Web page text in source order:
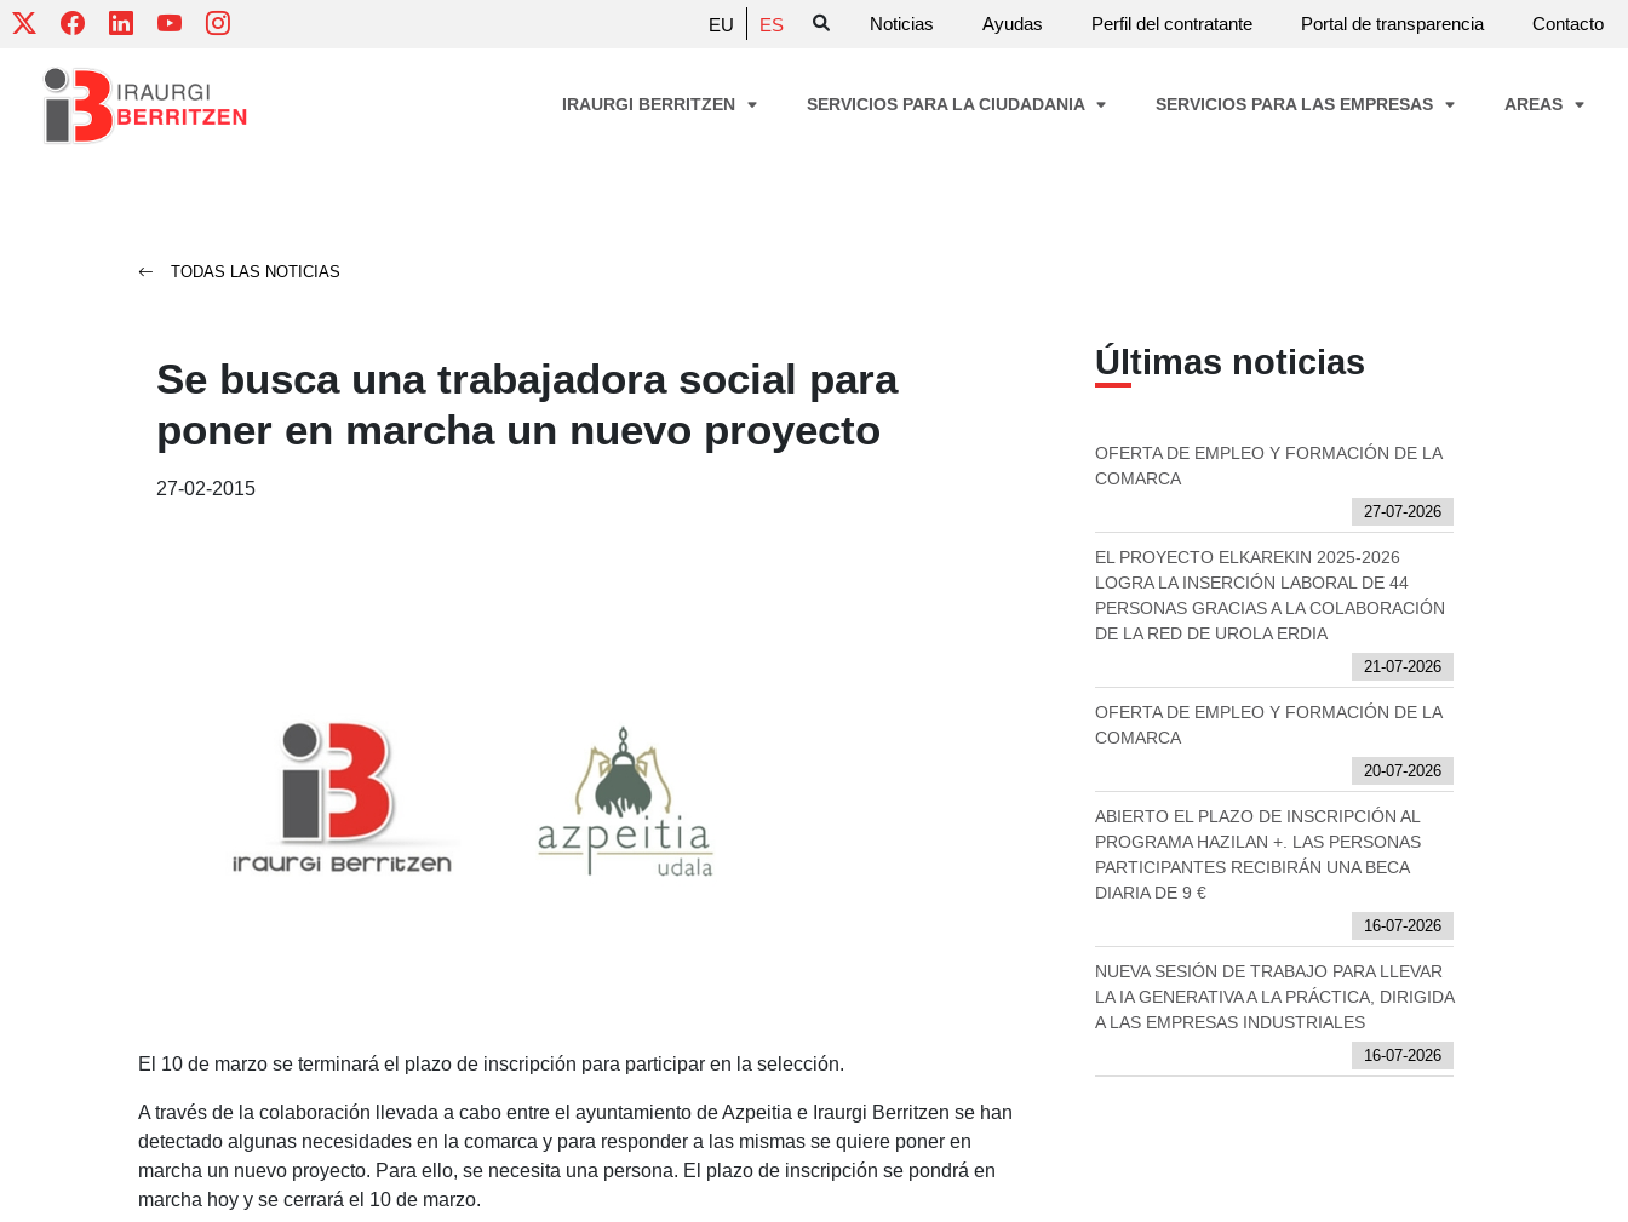
Skip
content
EU ES Noticias Ayudas Perfil del contratante Portal de transparencia Contacto
IRAURGI BERRITZEN SERVICIOS PARA LA CIUDADANIA SERVICIOS PARA LAS EMPRESAS AREAS
TODAS LAS NOTICIAS
Se busca una trabajadora social para
poner en marcha un nuevo proyecto
27-02-2015
El 10 de marzo se terminará el plazo de inscripción para participar en la selección.
A través de la colaboración llevada a cabo entre el ayuntamiento de Azpeitia e Iraurgi Berritzen se han
detectado algunas necesidades en la comarca y para responder a las mismas se quiere poner en
marcha un nuevo proyecto. Para ello, se necesita una persona. El plazo de inscripción se pondrá en
marcha hoy y se cerrará el 10 de marzo.
Últimas noticias
OFERTA DE EMPLEO Y FORMACIÓN DE LA
COMARCA
27-07-2026
EL PROYECTO ELKAREKIN 2025-2026
LOGRA LA INSERCIÓN LABORAL DE 44
PERSONAS GRACIAS A LA COLABORACIÓN
DE LA RED DE UROLA ERDIA
21-07-2026
OFERTA DE EMPLEO Y FORMACIÓN DE LA
COMARCA
20-07-2026
ABIERTO EL PLAZO DE INSCRIPCIÓN AL
PROGRAMA HAZILAN +. LAS PERSONAS
PARTICIPANTES RECIBIRÁN UNA BECA
DIARIA DE 9 €
16-07-2026
NUEVA SESIÓN DE TRABAJO PARA LLEVAR
LA IA GENERATIVA A LA PRÁCTICA, DIRIGIDA
A LAS EMPRESAS INDUSTRIALES
16-07-2026